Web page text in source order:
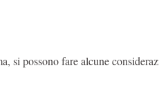
si possono fare alcune